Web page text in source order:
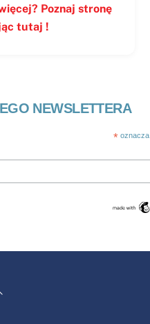
Poznaj stronę
tutaj !
NEWSLETTERA
*
Swedish